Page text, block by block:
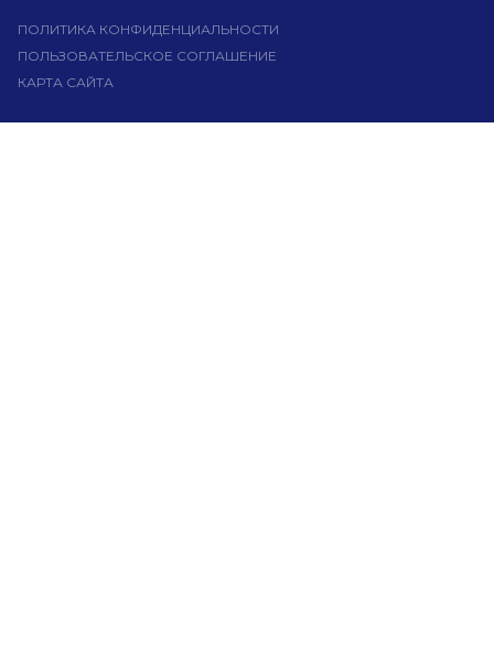
ПОЛИТИКА КОНФИДЕНЦИАЛЬНОСТИ
ПОЛЬЗОВАТЕЛЬСКОЕ СОГЛАШЕНИЕ
КАРТА САЙТА